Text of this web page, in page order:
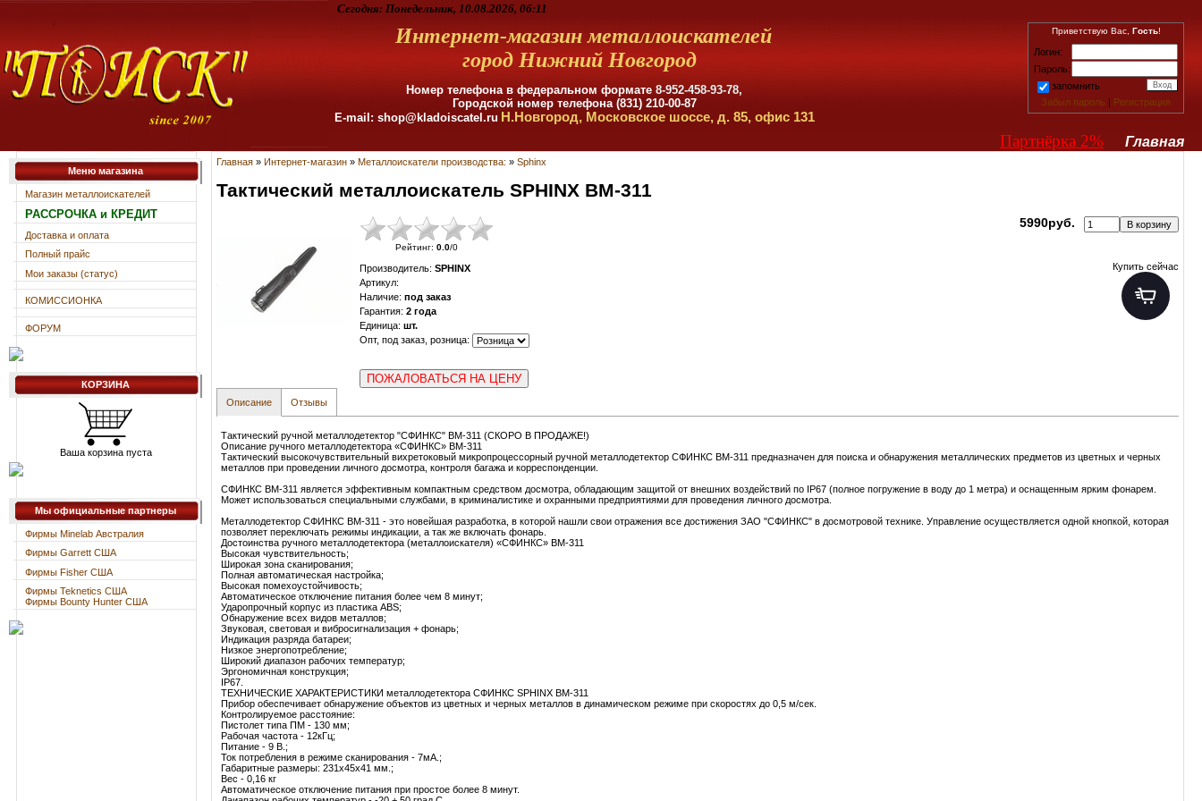
Сегодня: Понедельник, 10.08.2026, 06:11
Интернет-магазин металлоискателей
город Нижний Новгород
Номер телефона в федеральном формате 8-952-458-93-78,
Городской номер телефона (831) 210-00-87
E-mail: shop@kladoiscatel.ru Н.Новгород, Московское шоссе, д. 85, офис 131
Приветствую Вас, Гость!
Логин:
Пароль:
запомнить
Забыл пароль | Регистрация
Партнёрка 2% Главная
Меню магазина
Магазин металлоискателей
РАССРОЧКА и КРЕДИТ
Доставка и оплата
Полный прайс
Мои заказы (статус)
КОМИССИОНКА
ФОРУМ
КОРЗИНА
Ваша корзина пуста
Мы официальные партнеры
Фирмы Minelab Австралия
Фирмы Garrett США
Фирмы Fisher США
Фирмы Teknetics США
Фирмы Bounty Hunter США
Главная » Интернет-магазин » Металлоискатели производства: » Sphinx
Тактический металлоискатель SPHINX BM-311
Рейтинг: 0.0/0
5990руб.
Производитель: SPHINX
Артикул:
Наличие: под заказ
Гарантия: 2 года
Единица: шт.
Опт, под заказ, розница:
ПОЖАЛОВАТЬСЯ НА ЦЕНУ
Купить сейчас
Описание Отзывы
Тактический ручной металлодетектор "СФИНКС" ВМ-311 (СКОРО В ПРОДАЖЕ!)
Описание ручного металлодетектора «СФИНКС» ВМ-311
Тактический высокочувствительный вихретоковый микропроцессорный ручной металлодетектор СФИНКС ВМ-311 предназначен для поиска и обнаружения металлических предметов из цветных и черных
металлов при проведении личного досмотра, контроля багажа и корреспонденции.
СФИНКС ВМ-311 является эффективным компактным средством досмотра, обладающим защитой от внешних воздействий по IP67 (полное погружение в воду до 1 метра) и оснащенным ярким фонарем.
Может использоваться специальными службами, в криминалистике и охранными предприятиями для проведения личного досмотра.
Металлодетектор СФИНКС ВМ-311 - это новейшая разработка, в которой нашли свои отражения все достижения ЗАО "СФИНКС" в досмотровой технике. Управление осуществляется одной кнопкой, которая
позволяет переключать режимы индикации, а так же включать фонарь.
Достоинства ручного металлодетектора (металлоискателя) «СФИНКС» ВМ-311
Высокая чувствительность;
Широкая зона сканирования;
Полная автоматическая настройка;
Высокая помехоустойчивость;
Автоматическое отключение питания более чем 8 минут;
Ударопрочный корпус из пластика ABS;
Обнаружение всех видов металлов;
Звуковая, световая и вибросигнализация + фонарь;
Индикация разряда батареи;
Низкое энергопотребление;
Широкий диапазон рабочих температур;
Эргономичная конструкция;
IP67.
ТЕХНИЧЕСКИЕ ХАРАКТЕРИСТИКИ металлодетектора СФИНКС SPHINX ВМ-311
Прибор обеспечивает обнаружение объектов из цветных и черных металлов в динамическом режиме при скоростях до 0,5 м/cек.
Контролируемое расстояние:
Пистолет типа ПМ - 130 мм;
Рабочая частота - 12кГц;
Питание - 9 В.;
Ток потребления в режиме сканирования - 7мА.;
Габаритные размеры: 231х45х41 мм.;
Вес - 0,16 кг
Автоматическое отключение питания при простое более 8 минут.